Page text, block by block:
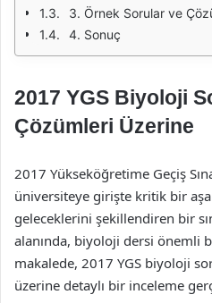
3. Örnek Sorular ve
4. Sonuç
2017 YGS Biyoloji
Çözümleri Üzerine
2017 Yükseköğretime Geçiş
üniversiteye girişte kritik bir
geleceklerini şekillendiren bir
alanında, biyoloji dersi önemli
makalede, 2017 YGS biyoloji
üzerine detaylı bir inceleme